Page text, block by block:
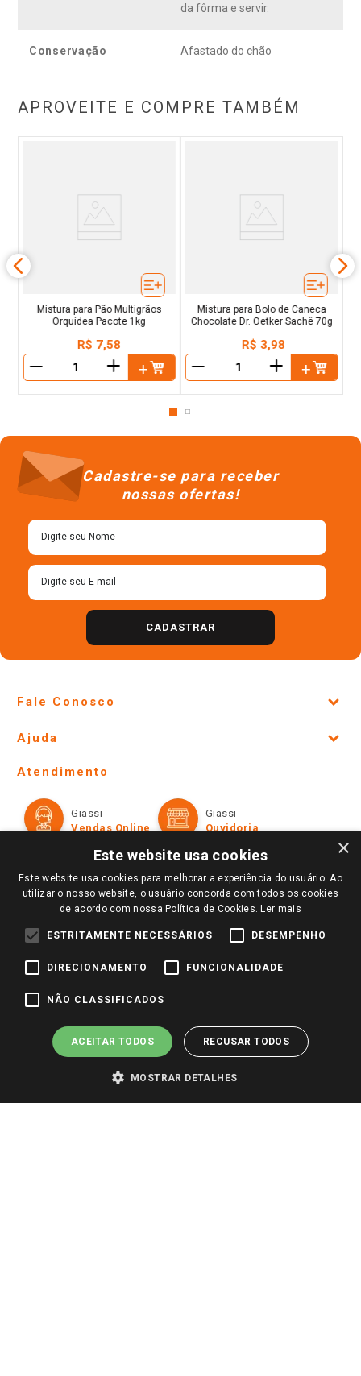
da fôrma e servir.
Conservação Afastado do chão
APROVEITE E COMPRE TAMBÉM
Mistura para Pão Multigrãos
Orquídea Pacote 1kg
R$ 7,58
＋
Mistura para Bolo de Caneca
Chocolate Dr. Oetker Sachê 70g
R$ 3,98
＋
Cadastre-se para receber
nossas ofertas!
CADASTRAR
Fale Conosco
Lojas Físicas e Horários
Ofertas
Televendas
Perguntas frequentes
Trabalhe Conosco
Identidade Visual
Ajuda
Formas de Pagamento
Políticas de entrega
Trocas e Devoluções
Atendimento
Giassi
Vendas Online
Giassi
Ouvidoria
Redes Sociais
Pagamento e Segurança
×
Este website usa cookies
Este website usa cookies para melhorar a experiência do usuário. Ao
utilizar o nosso website, o usuário concorda com todos os cookies
de acordo com nossa Política de Cookies. Ler mais
ESTRITAMENTE NECESSÁRIOS DESEMPENHO
DIRECIONAMENTO FUNCIONALIDADE
NÃO CLASSIFICADOS
ACEITAR TODOS RECUSAR TODOS
MOSTRAR DETALHES